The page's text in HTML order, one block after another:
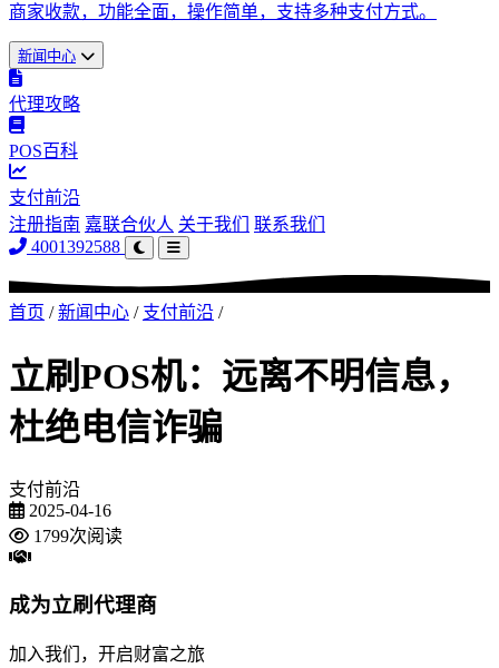
商家收款，功能全面，操作简单，支持多种支付方式。
新闻中心
代理攻略
POS百科
支付前沿
注册指南 嘉联合伙人 关于我们
联系我们
4001392588
首页 / 新闻中心 / 支付前沿 /
立刷POS机：远离不明信息，
杜绝电信诈骗
支付前沿
2025-04-16
1799次阅读
成为立刷代理商
加入我们，开启财富之旅